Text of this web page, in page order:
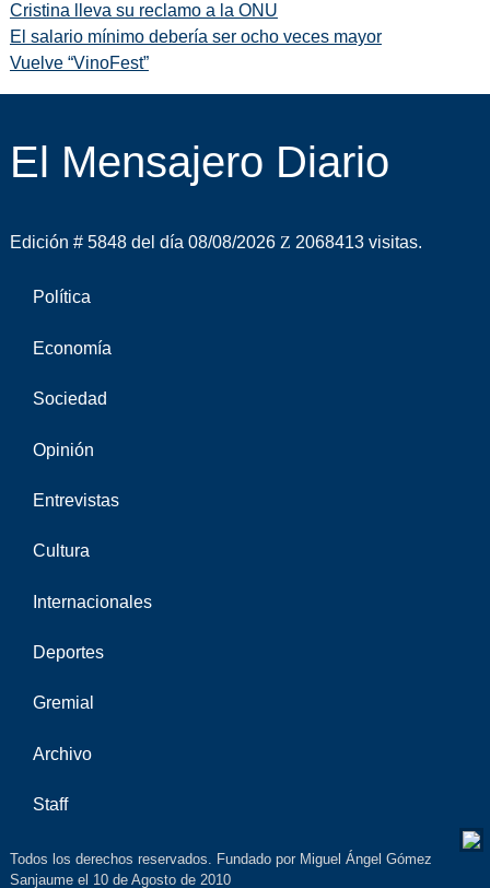
Cristina lleva su reclamo a la ONU
El salario mínimo debería ser ocho veces mayor
Vuelve “VinoFest”
El Mensajero Diario
Edición # 5848 del día 08/08/2026 2068413 visitas.
Política
Economía
Sociedad
Opinión
Entrevistas
Cultura
Internacionales
Deportes
Gremial
Archivo
Staff
Todos los derechos reservados. Fundado por Miguel Ángel Gómez
Sanjaume el 10 de Agosto de 2010